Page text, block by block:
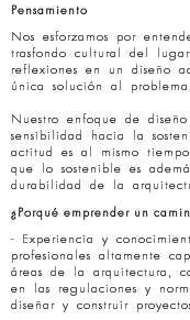
Pensamiento
Nos esforzamos por
trasfondo cultural del
reflexiones en un diseño
única solución al
Nuestro enfoque de
sensibilidad hacia la
actitud es al mismo
que lo sostenible es
durabilidad de la
¿Porqué emprender un
- Experiencia y
profesionales altamente
áreas de la arquitectura,
en las regulaciones y
diseñar y construir